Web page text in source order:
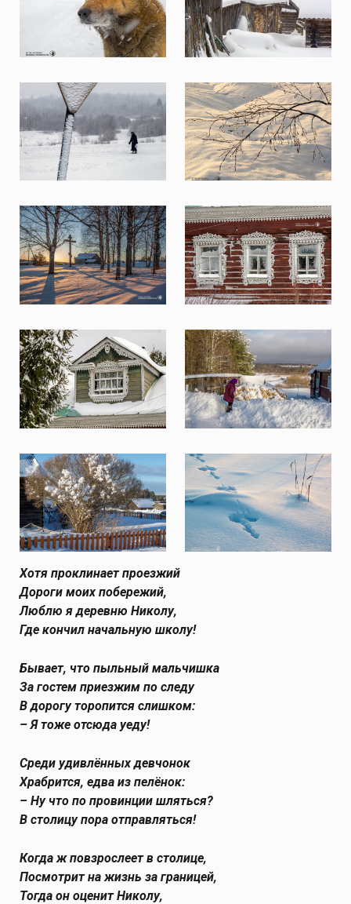
Хотя проклинает проезжий
Дороги моих побережий,
Люблю я деревню Николу,
Где кончил начальную школу!
Бывает, что пыльный мальчишка
За гостем приезжим по следу
В дорогу торопится слишком:
– Я тоже отсюда уеду!
Среди удивлённых девчонок
Храбрится, едва из пелёнок:
– Ну что по провинции шляться?
В столицу пора отправляться!
Когда ж повзрослеет в столице,
Посмотрит на жизнь за границей,
Тогда он оценит Николу,